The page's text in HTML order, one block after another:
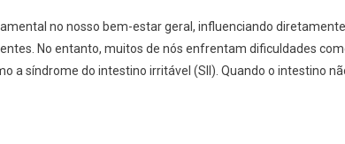
Que
Equilibram
O
no nosso bem-estar geral, influenciando
No entanto, muitos de nós enfrentam dificuldades
a síndrome do intestino irritável (SII). Quando o intestino